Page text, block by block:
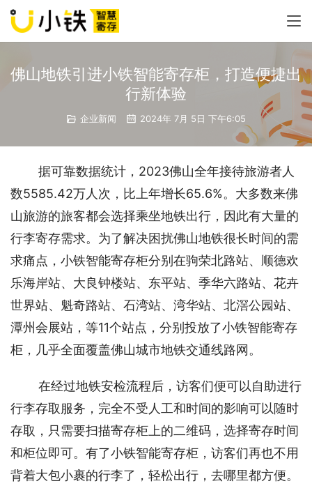
佛山地铁引进小铁智能寄存柜，打造便捷出
行新体验
企业新闻 2024年 7月 5日 下午6:05
据可靠数据统计，2023佛山全年接待旅游者人
数5585.42万人次，比上年增长65.6%。大多数来佛
山旅游的旅客都会选择乘坐地铁出行，因此有大量的
行李寄存需求。为了解决困扰佛山地铁很长时间的需
求痛点，小铁智能寄存柜分别在驹荣北路站、顺德欢
乐海岸站、大良钟楼站、东平站、季华六路站、花卉
世界站、魁奇路站、石湾站、湾华站、北滘公园站、
潭州会展站，等11个站点，分别投放了小铁智能寄存
柜，几乎全面覆盖佛山城市地铁交通线路网。
在经过地铁安检流程后，访客们便可以自助进行
行李存取服务，完全不受人工和时间的影响可以随时
存取，只需要扫描寄存柜上的二维码，选择寄存时间
和柜位即可。有了小铁智能寄存柜，访客们再也不用
背着大包小裹的行李了，轻松出行，去哪里都方便。